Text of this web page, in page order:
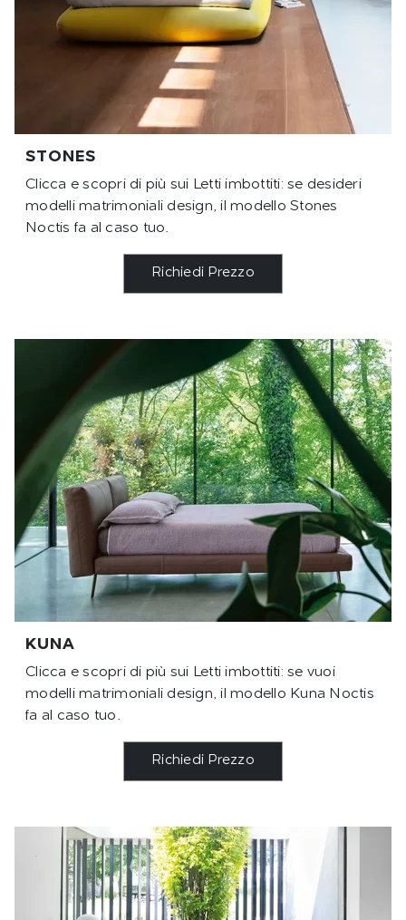
STONES
Clicca e scopri di più sui Letti imbottiti: se desideri
modelli matrimoniali design, il modello Stones
Noctis fa al caso tuo.
Richiedi Prezzo
KUNA
Clicca e scopri di più sui Letti imbottiti: se vuoi
modelli matrimoniali design, il modello Kuna Noctis
fa al caso tuo.
Richiedi Prezzo